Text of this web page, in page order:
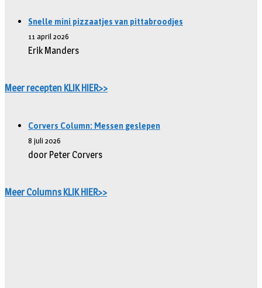
Snelle mini pizzaatjes van pittabroodjes
11 april 2026
Erik Manders
Meer recepten KLIK HIER>>
Corvers Column: Messen geslepen
8 juli 2026
door Peter Corvers
Meer Columns KLIK HIER>>